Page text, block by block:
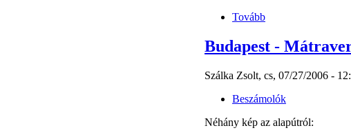
Tovább
Budapest -
Szálka Zsolt, cs, 07/27/2006 -
Beszámolók
Néhány kép az alapútról: